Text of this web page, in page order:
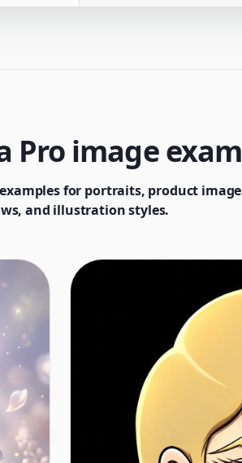
Pro image
for portraits, product
and illustration styles.